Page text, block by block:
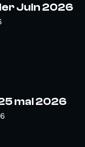
Juin 2026
mai 2026